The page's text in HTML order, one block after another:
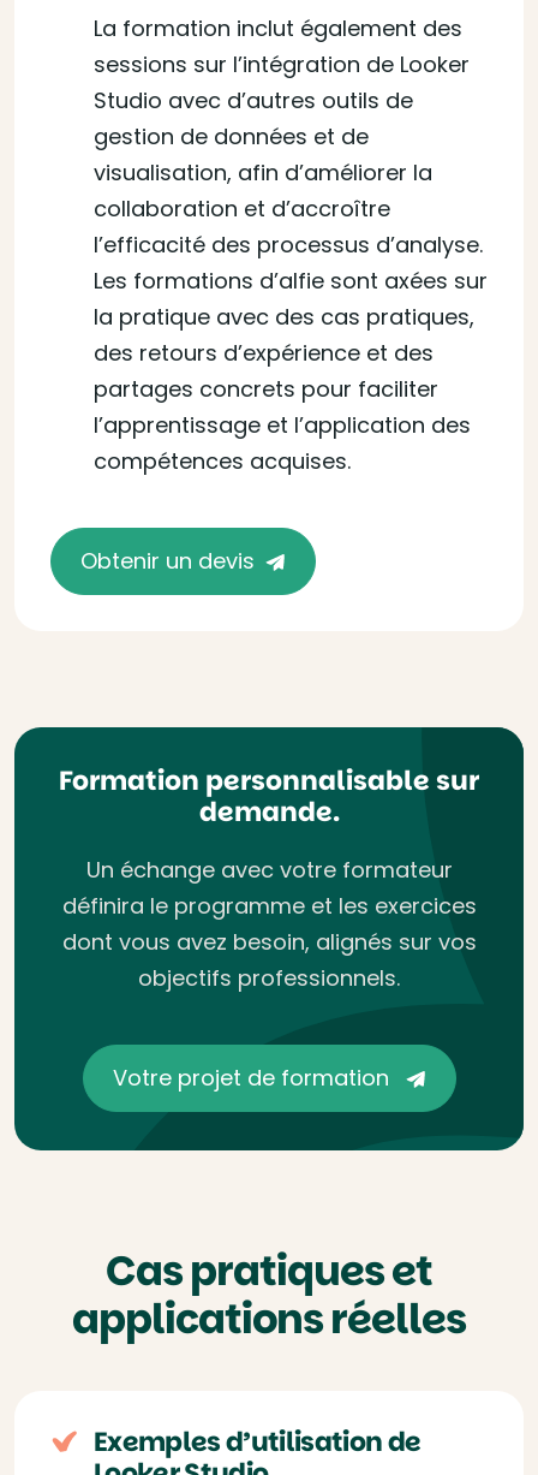
La formation inclut également des
sessions sur l’intégration de Looker
Studio avec d’autres outils de
gestion de données et de
visualisation, afin d’améliorer la
collaboration et d’accroître
l’efficacité des processus d’analyse.
Les formations d’alfie sont axées sur
la pratique avec des cas pratiques,
des retours d’expérience et des
partages concrets pour faciliter
l’apprentissage et l’application des
compétences acquises.
Obtenir un devis
Formation personnalisable sur
demande.
Un échange avec votre formateur
définira le programme et les exercices
dont vous avez besoin, alignés sur vos
objectifs professionnels.
Votre projet de formation
Cas pratiques et
applications réelles
Exemples d’utilisation de